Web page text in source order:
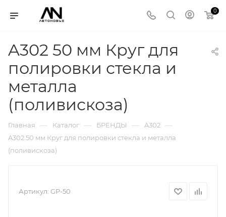
0
A302 50 мм Круг для
полировки стекла и
металла
(поливискоза)
Главная — Каталог — БРЕНДЫ — A302 —
A302 50 мм Круг для полировки стекла и металла
(поливискоза)
Артикул: GP-50